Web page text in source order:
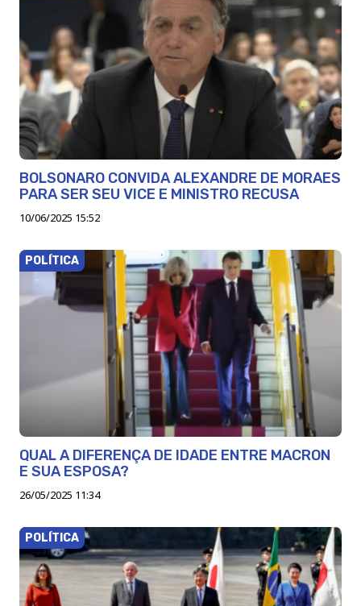
BOLSONARO CONVIDA ALEXANDRE DE MORAES
PARA SER SEU VICE E MINISTRO RECUSA
10/06/2025 15:52
POLÍTICA
QUAL A DIFERENÇA DE IDADE ENTRE MACRON
E SUA ESPOSA?
26/05/2025 11:34
POLÍTICA